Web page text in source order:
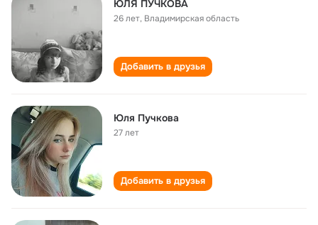
ЮЛЯ ПУЧКОВА
26 лет, Владимирская область
Добавить в друзья
Юля Пучкова
27 лет
Добавить в друзья